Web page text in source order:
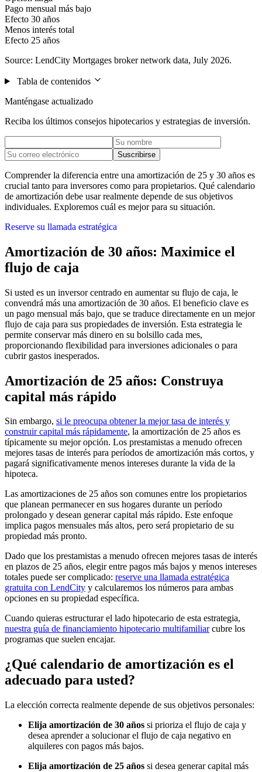
Pago mensual más bajo
Efecto 30 años
Menos interés total
Efecto 25 años
Source: LendCity Mortgages broker network data, July 2026.
Tabla de contenidos
Manténgase actualizado
Reciba los últimos consejos hipotecarios y estrategias de inversión.
Suscribirse
Comprender la diferencia entre una amortización de 25 y 30 años es
crucial tanto para inversores como para propietarios. Qué calendario
de amortización debe usar realmente depende de sus objetivos
individuales. Exploremos cuál es mejor para su situación.
Reserve su llamada estratégica
Amortización de 30 años: Maximice el
flujo de caja
Si usted es un inversor centrado en aumentar su flujo de caja, le
convendrá más una amortización de 30 años. El beneficio clave es
un pago mensual más bajo, que se traduce directamente en un mejor
flujo de caja para sus propiedades de inversión. Esta estrategia le
permite conservar más dinero en su bolsillo cada mes,
proporcionando flexibilidad para inversiones adicionales o para
cubrir gastos inesperados.
Amortización de 25 años: Construya
capital más rápido
Sin embargo, si le preocupa obtener la mejor tasa de interés y
construir capital más rápidamente, la amortización de 25 años es
típicamente su mejor opción. Los prestamistas a menudo ofrecen
mejores tasas de interés para períodos de amortización más cortos, y
pagará significativamente menos intereses durante la vida de la
hipoteca.
Las amortizaciones de 25 años son comunes entre los propietarios
que planean permanecer en sus hogares durante un período
prolongado y desean generar capital más rápido. Este enfoque
implica pagos mensuales más altos, pero será propietario de su
propiedad más pronto.
Dado que los prestamistas a menudo ofrecen mejores tasas de interés
en plazos de 25 años, elegir entre pagos más bajos y menos intereses
totales puede ser complicado: reserve una llamada estratégica
gratuita con LendCity y calcularemos los números para ambas
opciones en su propiedad específica.
Cuando quieras estructurar el lado hipotecario de esta estrategia,
nuestra guía de financiamiento hipotecario multifamiliarcubre los
programas que suelen encajar.
¿Qué calendario de amortización es el
adecuado para usted?
La elección correcta realmente depende de sus objetivos personales:
Elija amortización de 30 años si prioriza el flujo de caja y
desea aprender a solucionar el flujo de caja negativo en
alquileres con pagos más bajos.
Elija amortización de 25 años si desea generar capital más